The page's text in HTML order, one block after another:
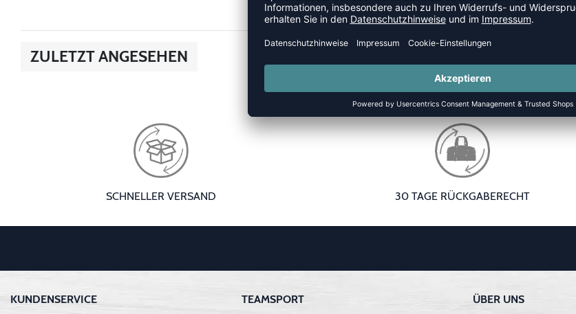
ZULETZT ANGESEHEN
SCHNELLER VERSAND 30 TAGE RÜCKGABERECHT
KUNDENSERVICE
TEAMSPORT
ÜBER UNS